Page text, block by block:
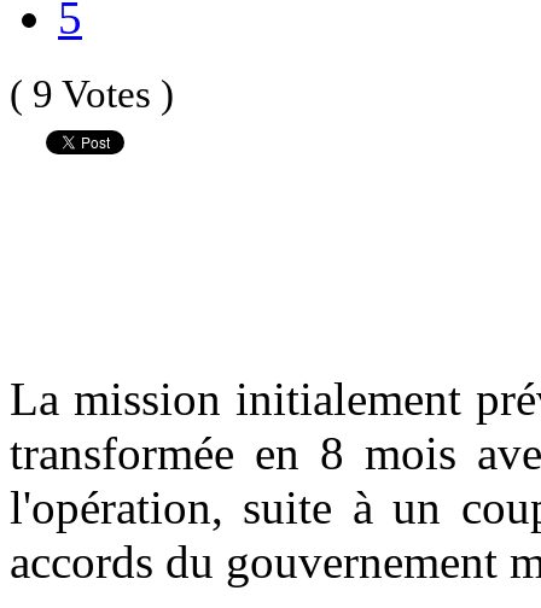
5
( 9 Votes )
La mission initialement
transformée en 8 mois
l'opération, suite à un
accords du gouvernement